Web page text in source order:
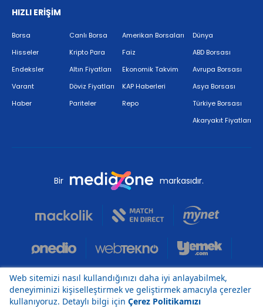
HIZLI ERİŞİM
Borsa
Hisseler
Endeksler
Varant
Haber
Canlı Borsa
Kripto Para
Altın Fiyatları
Döviz Fiyatları
Pariteler
Amerikan Borsaları
Faiz
Ekonomik Takvim
KAP Haberleri
Repo
Dünya
ABD Borsası
Avrupa Borsası
Asya Borsası
Türkiye Borsası
Akaryakıt Fiyatları
Bir markasıdır.